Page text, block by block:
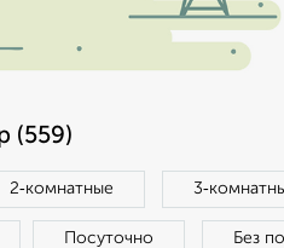
(559)
2‑комнатные
Посуточно Без